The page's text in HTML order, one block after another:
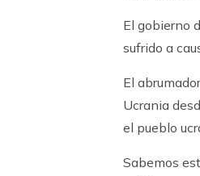
El gobierno
sufrido a
El
Ucrania
el pueblo
Sabemos